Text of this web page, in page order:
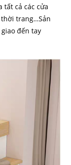
tất cả các cửa
thời trang…Sản
đến tay